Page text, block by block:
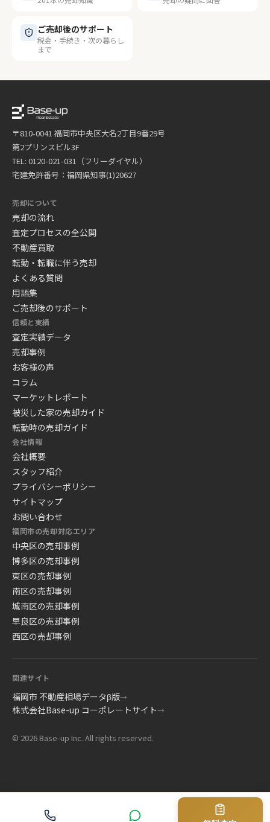
ご売却後のサポート
税金・手続き・次の暮らし
まで
〒810-0041 福岡市中央区大名2丁目9番29号
第2プリンスビル3F
TEL: 0120-021-031（フリーダイヤル）
宅建免許番号：福岡県知事(1)20627
売却について
売却の流れ
査定プロセスの全公開
不動産買取
転勤・転職に伴う売却
よくある質問
用語集
ご売却後のサポート
信頼と実績
査定実績データ
売却事例
お客様の声
コラム
マーケットレポート
被災した家の売却ガイド
転勤時の売却ガイド
会社情報
会社概要
スタッフ紹介
プライバシーポリシー
サイトマップ
お問い合わせ
福岡市の売却対応エリア
中央区の売却事例
博多区の売却事例
東区の売却事例
南区の売却事例
城南区の売却事例
早良区の売却事例
西区の売却事例
関連サイト
福岡市 不動産相場データβ版→
株式会社Base-up コーポレートサイト→
© 2026 Base-up Inc. All rights reserved.